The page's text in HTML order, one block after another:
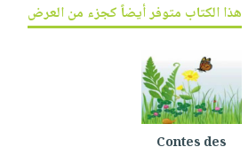
العناية
الحمية
والتغذية
أدوات
المائدة
الأوعية
والتخزين
أدوات
الأكثر
العودة
للمدارس
اكسسوارات
كتب
شحن
بنود
مختارة
اشتراكات
كل
هذا الكتاب متوفر أيضاً كجزء من العرض